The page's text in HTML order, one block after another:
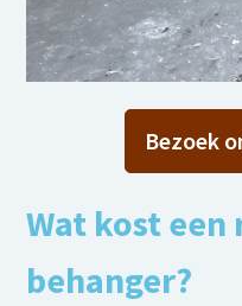
Bezoek
Wat kost
behanger?